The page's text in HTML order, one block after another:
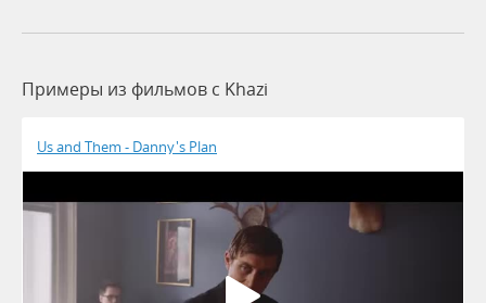
Примеры из фильмов c Khazi
Us and Them - Danny's Plan